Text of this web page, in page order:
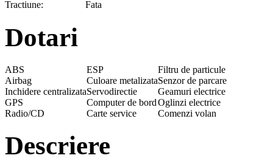
Tractiune:
Fata
Dotari
ABS ESP
Filtru de particule
Airbag
Culoare metalizataSenzor de parcare
Inchidere centralizataServodirectie
Geamuri electrice
GPS
Computer de bordOglinzi electrice
Radio/CD
Carte service Comenzi volan
Descriere